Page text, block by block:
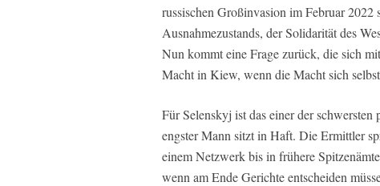
russischen Großinvasion im Februar 2022
Ausnahmezustands, der Solidarität des
Nun kommt eine Frage zurück, die sich
Macht in Kiew, wenn die Macht sich
Für Selenskyj ist das einer der
engster Mann sitzt in Haft. Die Ermittler
einem Netzwerk bis in frühere
wenn am Ende Gerichte entscheiden